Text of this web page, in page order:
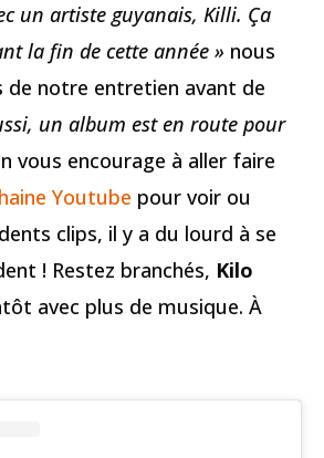
un artiste guyanais, Killi. Ça
la fin de cette année » nous
de notre entretien avant de
un album est en route pour
vous encourage à aller faire
Youtube pour voir ou
clips, il y a du lourd à se
! Restez branchés, Kilo
avec plus de musique. À